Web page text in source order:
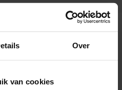
Over
van cookies